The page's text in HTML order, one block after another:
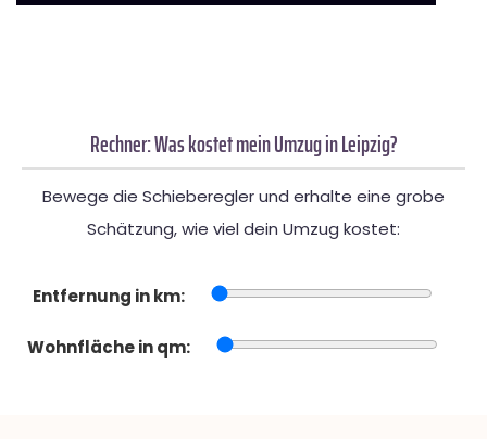
Rechner: Was kostet mein Umzug in Leipzig?
Bewege die Schieberegler und erhalte eine grobe
Schätzung, wie viel dein Umzug kostet:
Entfernung in km:
Wohnfläche in qm: